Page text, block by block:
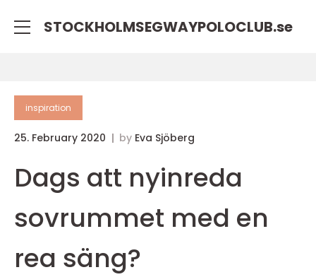
STOCKHOLMSEGWAYPOLOCLUB.se
inspiration
25. February 2020 by Eva Sjöberg
Dags att nyinreda
sovrummet med en
rea säng?